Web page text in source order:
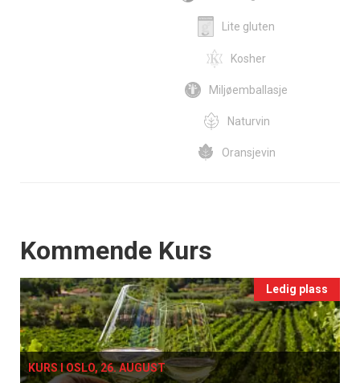
Lite gluten
Kosher
Miljøemballasje
Naturvin
Oransjevin
Events
Kommende Kurs
Ledig plass
KURS I OSLO, 26. AUGUST